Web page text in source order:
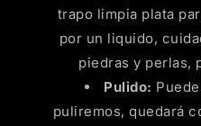
trapo limpia plata
por un liquido,
piedras y perlas,
Pulido:
puliremos, quedará